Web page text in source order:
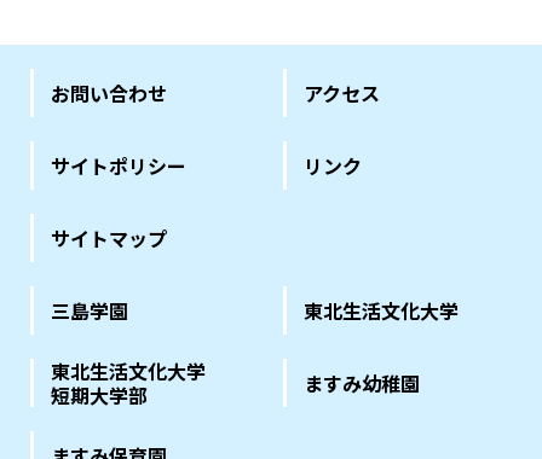
お問い合わせ アクセス
サイトポリシー リンク
サイトマップ
三島学園 東北生活文化大学
東北生活文化大学
短期大学部
ますみ幼稚園